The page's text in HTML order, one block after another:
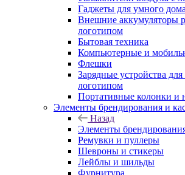
Гаджеты для умного
Внешние аккумуляторы
логотипом
Бытовая техника
Компьютерные и
Флешки
Зарядные устройства
логотипом
Портативные колонки и
Элементы брендирования и
Назад
Элементы
Ремувки и пуллеры
Шевроны и стикеры
Лейблы и шильды
Фурнитура